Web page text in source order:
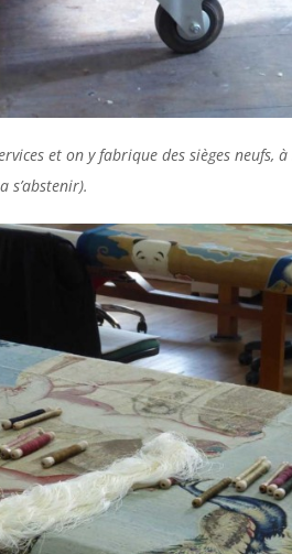
et on y fabrique des sièges neufs, à
s’abstenir).